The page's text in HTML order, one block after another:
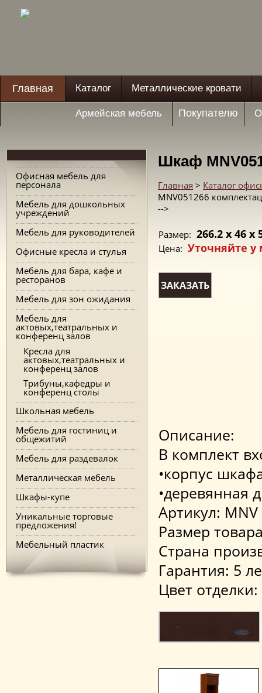
Главная Каталог Металлические кровати
Армейская мебель Покупателю
Офисная мебель для
персонала
Мебель для дошкольных
учреждений
Мебель для руководителей
Офисные кресла и стулья
Мебель для бара, кафе и
ресторанов
Мебель для зон ожидания
Мебель для
актовых,театральных и
конференц залов
Кресла для
актовых,театральных и
конференц залов
Трибуны,кафедры и
конференц столы
Школьная мебель
Мебель для гостиниц и
общежитий
Мебель для раздевалок
Металлическая мебель
Шкафы-купе
Уникальные торговые
предложения!
Мебельный пластик
Шкаф
Главная > Каталог
MNV051266
-->
Размер: 266.2 x 46 x
Цена: Уточняйте
ЗАКАЗАТЬ
Описание:
В комплект
•корпус
•деревянная
Артикул:
Размер
Страна
Гарантия: 5
Цвет отделки: